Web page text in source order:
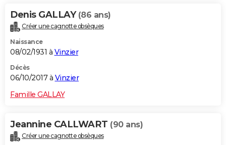
Denis GALLAY (86 ans)
Créer une cagnotte obsèques
Naissance
08/02/1931 à Vinzier
Décès
06/10/2017 à Vinzier
Famille GALLAY
Jeannine CALLWART (90 ans)
Créer une cagnotte obsèques